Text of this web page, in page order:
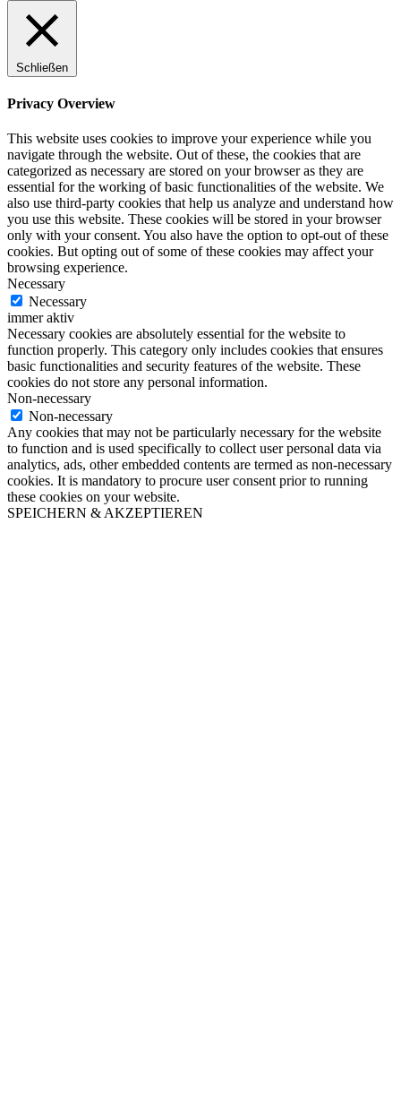
Schließen
Privacy Overview
This website uses cookies to improve your experience while you
navigate through the website. Out of these, the cookies that are
categorized as necessary are stored on your browser as they are
essential for the working of basic functionalities of the website. We
also use third-party cookies that help us analyze and understand how
you use this website. These cookies will be stored in your browser
only with your consent. You also have the option to opt-out of these
cookies. But opting out of some of these cookies may affect your
browsing experience.
Necessary
Necessary
immer aktiv
Necessary cookies are absolutely essential for the website to
function properly. This category only includes cookies that ensures
basic functionalities and security features of the website. These
cookies do not store any personal information.
Non-necessary
Non-necessary
Any cookies that may not be particularly necessary for the website
to function and is used specifically to collect user personal data via
analytics, ads, other embedded contents are termed as non-necessary
cookies. It is mandatory to procure user consent prior to running
these cookies on your website.
SPEICHERN & AKZEPTIEREN